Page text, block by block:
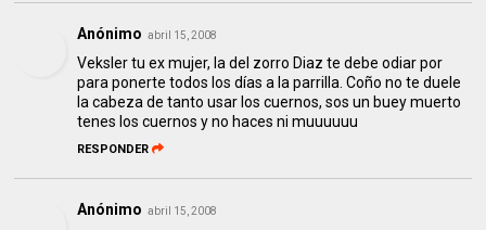
Anónimo abril 15, 2008
Veksler tu ex mujer, la del zorro Diaz te debe odiar por
para ponerte todos los días a la parrilla. Coño no te duele
la cabeza de tanto usar los cuernos, sos un buey muerto
tenes los cuernos y no haces ni muuuuuu
RESPONDER
Anónimo abril 15, 2008